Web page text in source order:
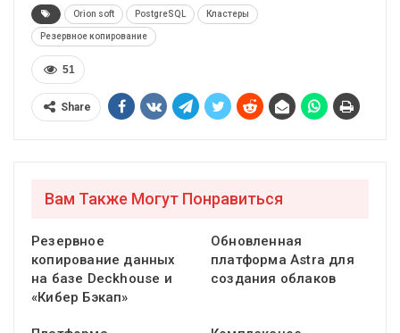
Orion soft PostgreSQL Кластеры
Резервное копирование
51
Share
Вам Также Могут Понравиться
Резервное
копирование данных
на базе Deckhouse и
«Кибер Бэкап»
Обновленная
платформа Astra для
создания облаков